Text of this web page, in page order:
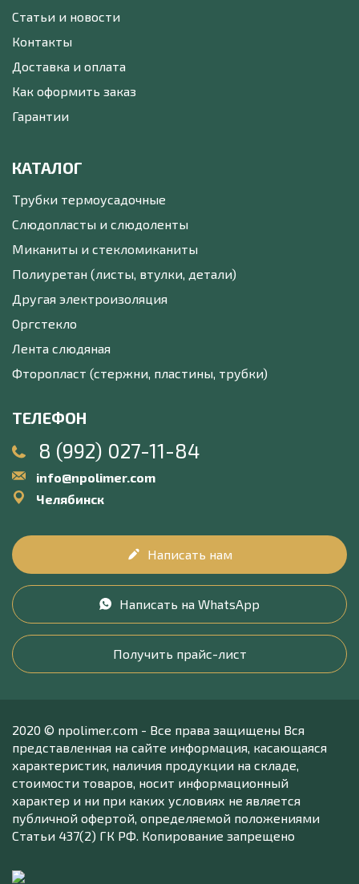
Статьи и новости
Контакты
Доставка и оплата
Как оформить заказ
Гарантии
КАТАЛОГ
Трубки термоусадочные
Слюдопласты и слюдоленты
Миканиты и стекломиканиты
Полиуретан (листы, втулки, детали)
Другая электроизоляция
Оргстекло
Лента слюдяная
Фторопласт (стержни, пластины, трубки)
ТЕЛЕФОН
8 (992) 027-11-84
info@npolimer.com
Челябинск
Написать нам
Написать на WhatsApp
Получить прайс-лист
2020 © npolimer.com - Все права защищены Вся
представленная на сайте информация, касающаяся
характеристик, наличия продукции на складе,
стоимости товаров, носит информационный
характер и ни при каких условиях не является
публичной офертой, определяемой положениями
Статьи 437(2) ГК РФ. Копирование запрещено